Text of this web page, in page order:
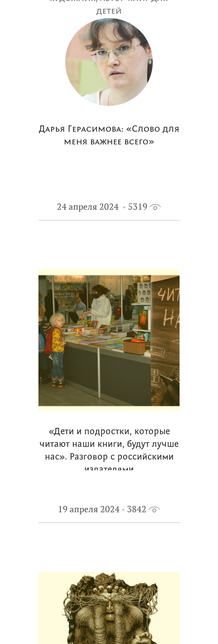
детей
Дарья Герасимова: «Слово для
меня важнее всего»
24 апреля 2024 5319
«Дети и подростки, которые
читают наши книги, будут лучше
нас». Разговор с российскими
издателями
19 апреля 2024 3842